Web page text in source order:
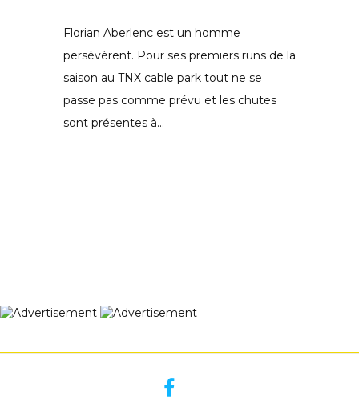
Florian Aberlenc est un homme
persévèrent. Pour ses premiers runs de la
saison au TNX cable park tout ne se
passe pas comme prévu et les chutes
sont présentes à...